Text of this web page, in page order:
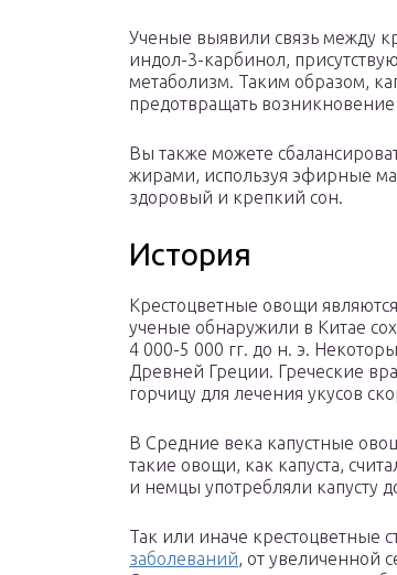
Ученые выявили связь между
индол-3-карбинол,
метаболизм. Таким образом,
предотвращать
Вы также можете
жирами, используя эфирные
здоровый и крепкий сон.
История
Крестоцветные овощи
ученые обнаружили в Китае
4 000-5 000 гг. до н. э.
Древней Греции. Греческие
горчицу для лечения укусов
В Средние века капустные
такие овощи, как капуста,
и немцы употребляли капусту
Так или иначе крестоцветные
заболеваний, от увеличенной